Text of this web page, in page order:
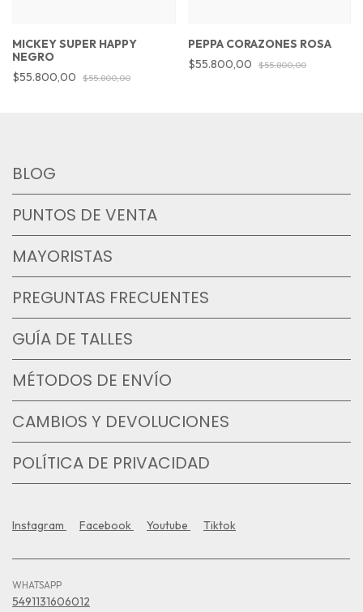
MICKEY SUPER HAPPY
NEGRO
$55.800,00
$55.800,00
PEPPA CORAZONES ROSA
$55.800,00
$55.800,00
BLOG
PUNTOS DE VENTA
MAYORISTAS
PREGUNTAS FRECUENTES
GUÍA DE TALLES
MÉTODOS DE ENVÍO
CAMBIOS Y DEVOLUCIONES
POLÍTICA DE PRIVACIDAD
Instagram Facebook Youtube Tiktok
WHATSAPP
5491131606012